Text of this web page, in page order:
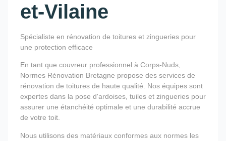
et-Vilaine
Spécialiste en rénovation de toitures et zingueries pour
une protection efficace
En tant que couvreur professionnel à Corps-Nuds,
Normes Rénovation Bretagne propose des services de
rénovation de toitures de haute qualité. Nos équipes sont
expertes dans la pose d'ardoises, tuiles et zingueries pour
assurer une étanchéité optimale et une durabilité accrue
de votre toit.
Nous utilisons des matériaux conformes aux normes les